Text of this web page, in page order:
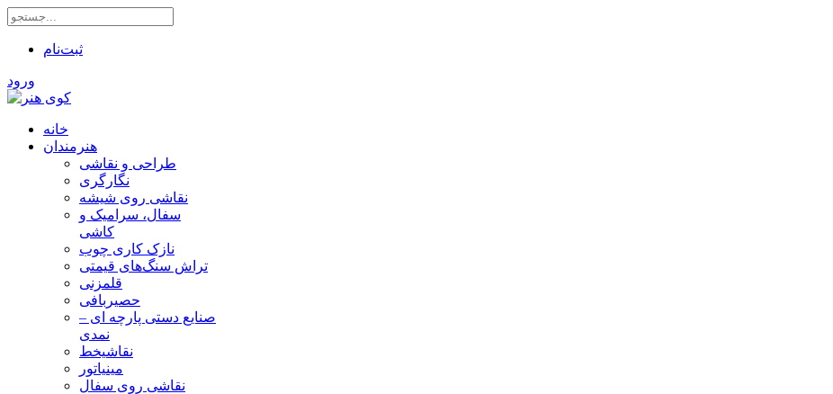
ثبت‌نام
ورود
خانه
هنرمندان
طراحی و نقاشی
نگارگری
نقاشی روی شیشه
سفال، سرامیک و
کاشی
نازک کاری چوب
تراش سنگ‌های قیمتی
قلمزنی
حصیربافی
صنایع دستی پارچه ای –
نمدی
نقاشیخط
مینیاتور
نقاشی روی سفال